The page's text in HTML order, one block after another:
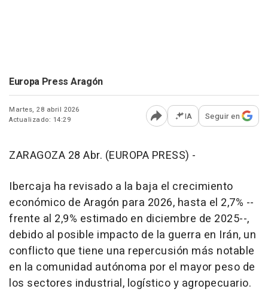
Europa Press Aragón
Martes, 28 abril 2026
Actualizado: 14:29
Abrir opciones para
IA Seguir en
ZARAGOZA 28 Abr. (EUROPA PRESS) -
Ibercaja ha revisado a la baja el crecimiento
económico de Aragón para 2026, hasta el 2,7% --
frente al 2,9% estimado en diciembre de 2025--,
debido al posible impacto de la guerra en Irán, un
conflicto que tiene una repercusión más notable
en la comunidad autónoma por el mayor peso de
los sectores industrial, logístico y agropecuario.